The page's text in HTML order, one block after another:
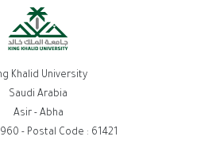
Khalid University
Saudi Arabia
Asir - Abha
960 - Postal Code : 61421